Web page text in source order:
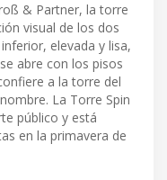
& Partner, la torre
visual de los dos
elevada y lisa,
abre con los pisos
a la torre del
La Torre Spin
público y está
en la primavera de